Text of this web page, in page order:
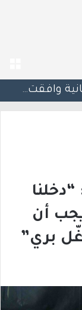
بزشكيان يلوّح بالاستقالة للضغط نحو اتفاق مع واشنطن
أن
بري”